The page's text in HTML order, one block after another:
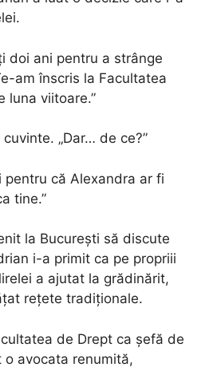
doi ani pentru a strânge
am înscris la Facultatea
luna viitoare.”
„Dar… de ce?”
pentru că Alexandra ar fi
tine.”
la București să discute
i-a primit ca pe propriii
a ajutat la grădinărit,
rețete tradiționale.
de Drept ca șefă de
avocata renumită,